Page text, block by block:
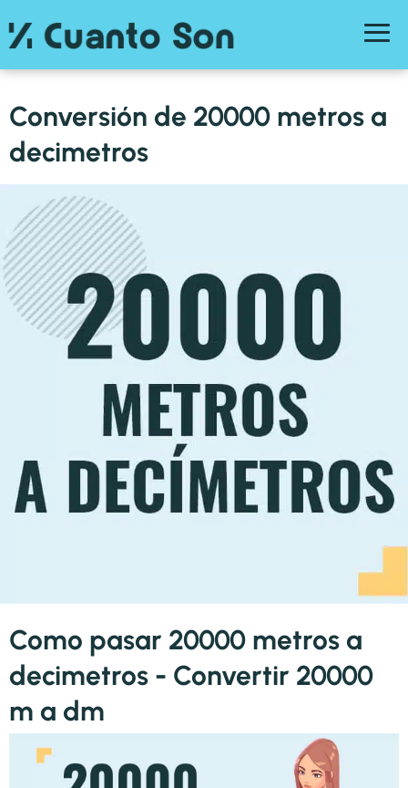
Conversión de 20000 metros a
decimetros
Como pasar 20000 metros a
decimetros - Convertir 20000
m a dm